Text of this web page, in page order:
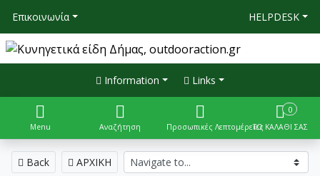
Επικοινωνία HELPDESK
Information Links
Menu Αναζήτηση Προσωπικές Λεπτομέρειες
0
ΤΟ ΚΑΛΑΘΙ ΣΑΣ
Back ΑΡΧΙΚΗ